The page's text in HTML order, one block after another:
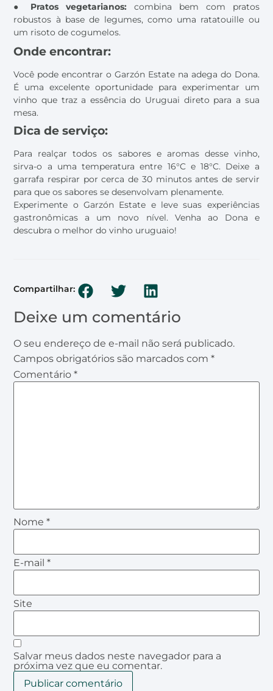
● Pratos vegetarianos: combina bem com pratos
robustos à base de legumes, como uma ratatouille ou
um risoto de cogumelos.
Onde encontrar:
Você pode encontrar o Garzón Estate na adega do Dona.
É uma excelente oportunidade para experimentar um
vinho que traz a essência do Uruguai direto para a sua
mesa.
Dica de serviço:
Para realçar todos os sabores e aromas desse vinho,
sirva-o a uma temperatura entre 16°C e 18°C. Deixe a
garrafa respirar por cerca de 30 minutos antes de servir
para que os sabores se desenvolvam plenamente.
Experimente o Garzón Estate e leve suas experiências
gastronômicas a um novo nível. Venha ao Dona e
descubra o melhor do vinho uruguaio!
Compartilhar:
Deixe um comentário
O seu endereço de e-mail não será publicado.
Campos obrigatórios são marcados com*
Comentário*
Nome*
E-mail*
Site
Salvar meus dados neste navegador para a
próxima vez que eu comentar.